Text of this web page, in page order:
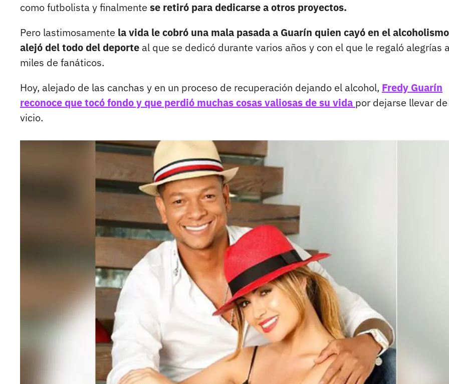
como futbolista y finalmente se retiró para dedicarse a otros proyectos.
Pero lastimosamente la vida le cobró una mala pasada a Guarín quien cayó en el
alejó del todo del deporte al que se dedicó durante varios años y con el que le regaló alegrías a
miles de fanáticos.
Hoy, alejado de las canchas y en un proceso de recuperación dejando el alcohol, Fredy Guarín
reconoce que tocó fondo y que perdió muchas cosas valiosas de su vida por dejarse llevar
vicio.